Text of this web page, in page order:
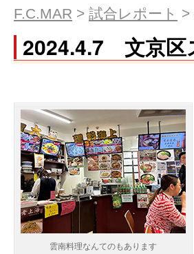
F.C.MAR > 試合レポート >
2024.4.7 文京区
雲南料理なんてのもあります